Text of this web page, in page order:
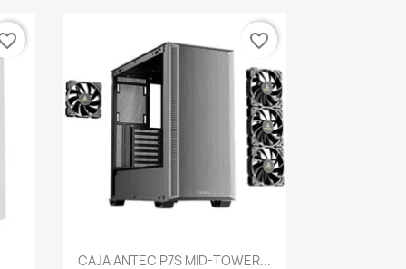
Vista rápida
CAJA ANTEC P7S MID-TOWER...
favorite_border